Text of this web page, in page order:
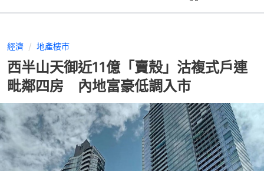
經濟 地產樓市
西半山天御近11億「賣殼」沽複式戶連
毗鄰四房 內地富豪低調入市